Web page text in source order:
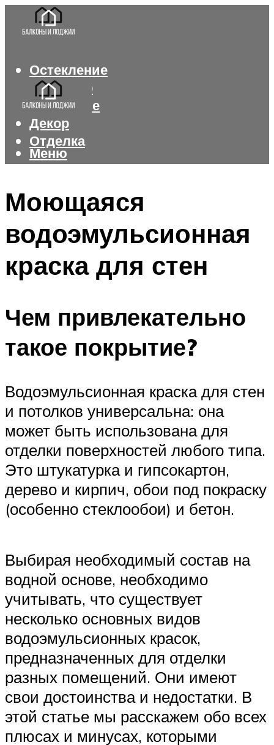
Остекление
Интерьер
Утепление
Декор
Отделка
Меню
Моющаяся
водоэмульсионная
краска для стен
Чем привлекательно
такое покрытие?
Водоэмульсионная краска для стен
и потолков универсальна: она
может быть использована для
отделки поверхностей любого типа.
Это штукатурка и гипсокартон,
дерево и кирпич, обои под покраску
(особенно стеклообои) и бетон.
Выбирая необходимый состав на
водной основе, необходимо
учитывать, что существует
несколько основных видов
водоэмульсионных красок,
предназначенных для отделки
разных помещений. Они имеют
свои достоинства и недостатки. В
этой статье мы расскажем обо всех
плюсах и минусах, которыми